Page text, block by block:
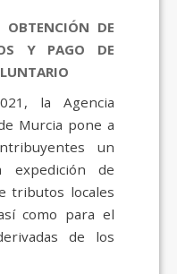
OBTENCIÓN DE
Y PAGO DE
la Agencia
Murcia pone a
un
de
tributos locales
como para el
de los